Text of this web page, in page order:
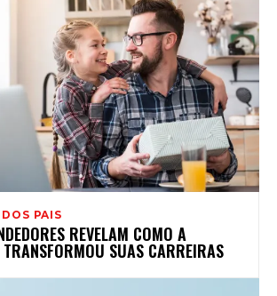
PAIS
REVELAM COMO A
TRANSFORMOU SUAS CARREIRAS